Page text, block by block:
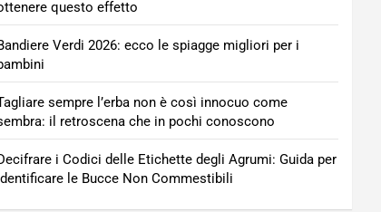
questo effetto
Verdi 2026: ecco le spiagge migliori per i
sempre l’erba non è così innocuo come
il retroscena che in pochi conoscono
i Codici delle Etichette degli Agrumi: Guida per
le Bucce Non Commestibili